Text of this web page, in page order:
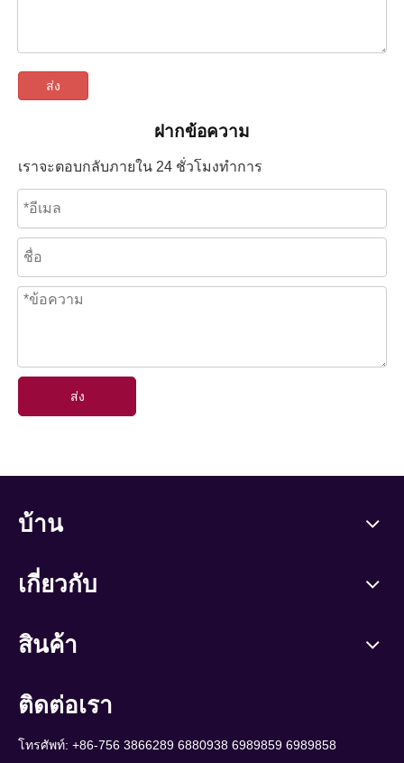
ส่ง
ฝากข้อความ
เราจะตอบกลับภายใน 24 ชั่วโมงทำการ
ส่ง
บ้าน
เกี่ยวกับ
สินค้า
ติดต่อเรา
โทรศัพท์: +86-756 3866289 6880938 6989859 6989858